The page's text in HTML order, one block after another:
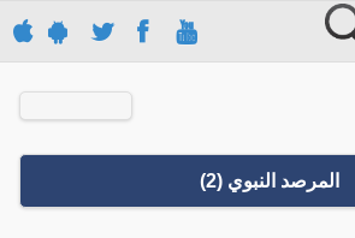
المرصد النبوي (2)